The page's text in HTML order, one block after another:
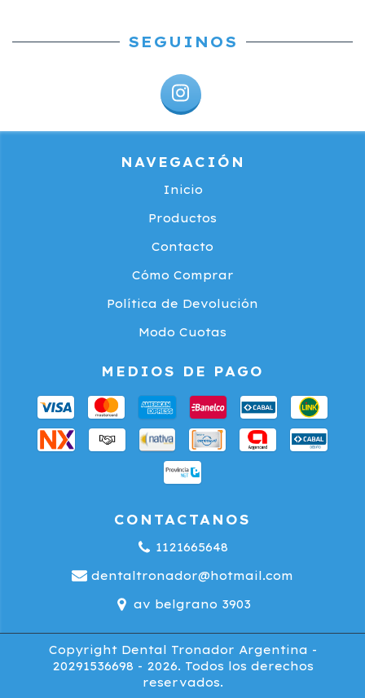
SEGUINOS
NAVEGACIÓN
Inicio
Productos
Contacto
Cómo Comprar
Política de Devolución
Modo Cuotas
MEDIOS DE PAGO
CONTACTANOS
1121665648
dentaltronador@hotmail.com
av belgrano 3903
Copyright Dental Tronador Argentina -
20291536698 - 2026. Todos los derechos
reservados.